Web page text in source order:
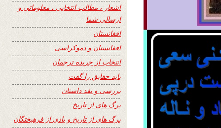
اشعار ، مطالب انتخابی ، معلوماتی و
ارسالی شما
افغانستان
افغانستان و دموکراسی
انتخاب از جریده ترجمان
باید حقایق را گفت
بررسی و نقد داستان
برگ های از تاریخ
برگ های از تاریخ و یادی از فرهیختگان